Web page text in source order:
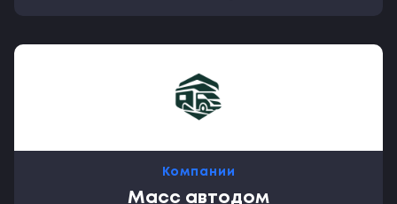
Компании
Масс автодом